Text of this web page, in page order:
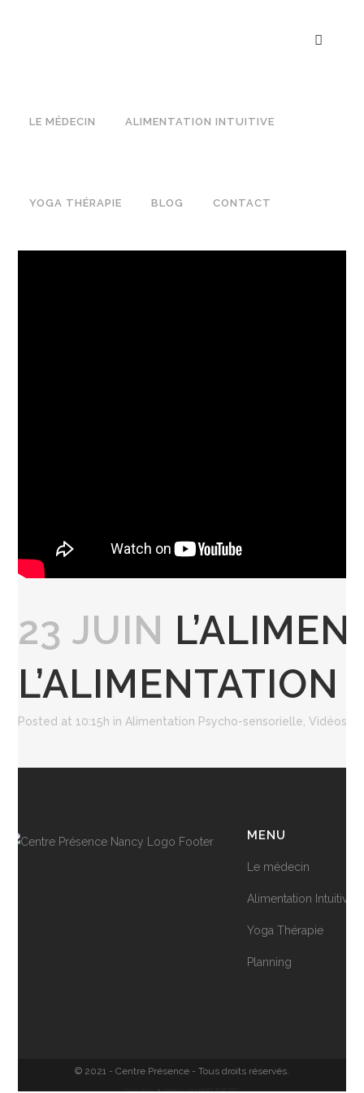
LE MÉDECIN ALIMENTATION INTUITIVE
YOGA THÉRAPIE BLOG CONTACT
23 JUIN
Posted at 10:15h in Alimentation Psycho-sensorielle ,Vidéos
MENU
Le médecin
Alimentation Intuitive
Yoga Thérapie
Planning
© 2021 - Centre Présence - Tous droits réservés.
Créé avec ♥ à Nancy par HANDCRAFTED.